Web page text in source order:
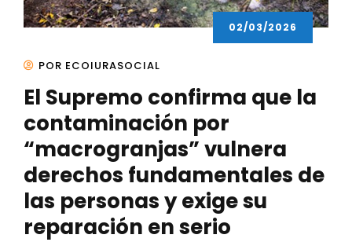
02/03/2026
POR ECOIURASOCIAL
El Supremo confirma que la
contaminación por
“macrogranjas” vulnera
derechos fundamentales de
las personas y exige su
reparación en serio